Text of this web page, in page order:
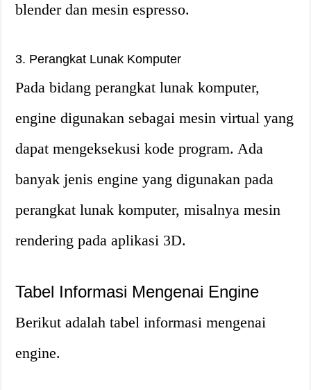
blender dan mesin espresso.
3. Perangkat Lunak Komputer
Pada bidang perangkat lunak komputer,
engine digunakan sebagai mesin virtual yang
dapat mengeksekusi kode program. Ada
banyak jenis engine yang digunakan pada
perangkat lunak komputer, misalnya mesin
rendering pada aplikasi 3D.
Tabel Informasi Mengenai Engine
Berikut adalah tabel informasi mengenai
engine.